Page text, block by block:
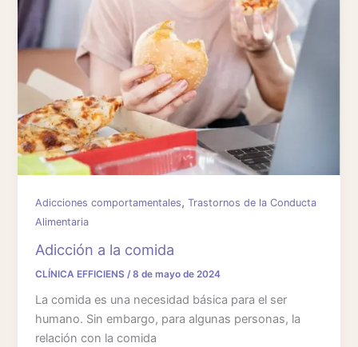
Adicciones comportamentales,Trastornos de la Conducta
Alimentaria
Adicción a la comida
CLÍNICA EFFICIENS /8 de mayo de 2024
La comida es una necesidad básica para el ser
humano. Sin embargo, para algunas personas, la
relación con la comida